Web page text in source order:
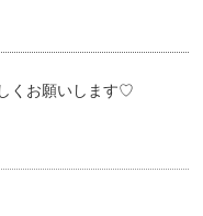
くお願いします♡